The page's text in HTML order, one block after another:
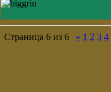
Страница 6 из 6 « 1 2 3 4